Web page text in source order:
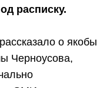
расписку.
о якобы
Черноусова,